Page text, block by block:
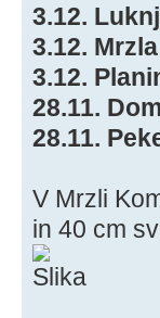
3.12.
3.12.
3.12.
28.11.
28.11.
V Mrzli
in 40 cm